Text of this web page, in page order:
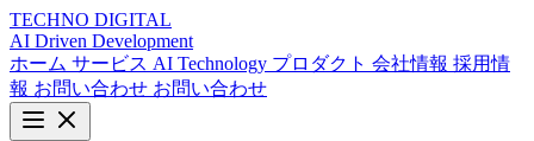
TECHNO DIGITAL
AI Driven Development
ホーム サービス AI Technology プロダクト 会社情報 採用情
報 お問い合わせ お問い合わせ